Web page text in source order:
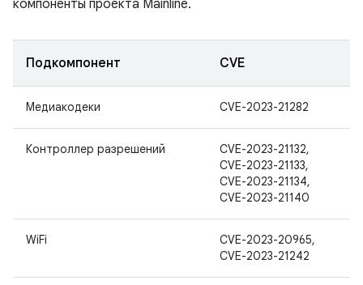
компоненты проекта Mainline.
Подкомпонент CVE
Медиакодеки CVE-2023-21282
Контроллер разрешений
CVE-2023-21132,
CVE-2023-21133,
CVE-2023-21134,
CVE-2023-21140
WiFi
CVE-2023-20965,
CVE-2023-21242